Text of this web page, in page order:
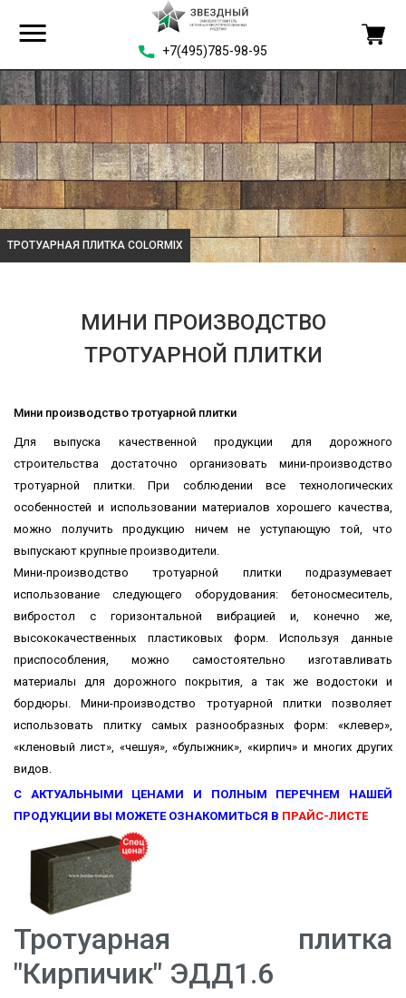
+7(495)785-98-95
ПЛИТКА COLORMIX
МИНИ ПРОИЗВОДСТВО
ТРОТУАРНОЙ ПЛИТКИ
Мини производство тротуарной плитки
Для выпуска качественной продукции для дорожного
строительства достаточно организовать мини-производство
тротуарной плитки. При соблюдении все технологических
особенностей и использовании материалов хорошего качества,
можно получить продукцию ничем не уступающую той, что
выпускают крупные производители.
Мини-производство тротуарной плитки подразумевает
использование следующего оборудования: бетоносмеситель,
вибростол с горизонтальной вибрацией и, конечно же,
высококачественных пластиковых форм. Используя данные
приспособления, можно самостоятельно изготавливать
материалы для дорожного покрытия, а так же водостоки и
бордюры. Мини-производство тротуарной плитки позволяет
использовать плитку самых разнообразных форм: «клевер»,
«кленовый лист», «чешуя», «булыжник», «кирпич» и многих других
видов.
С АКТУАЛЬНЫМИ ЦЕНАМИ И ПОЛНЫМ ПЕРЕЧНЕМ НАШЕЙ
ПРОДУКЦИИ ВЫ МОЖЕТЕ ОЗНАКОМИТЬСЯ В ПРАЙС-ЛИСТЕ
Тротуарная плитка
"Кирпичик" ЭДД1.6